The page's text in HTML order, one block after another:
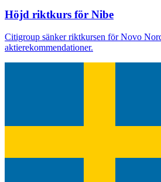
Höjd riktkurs för Nibe
Citigroup sänker riktkursen för Novo
aktierekommendationer.